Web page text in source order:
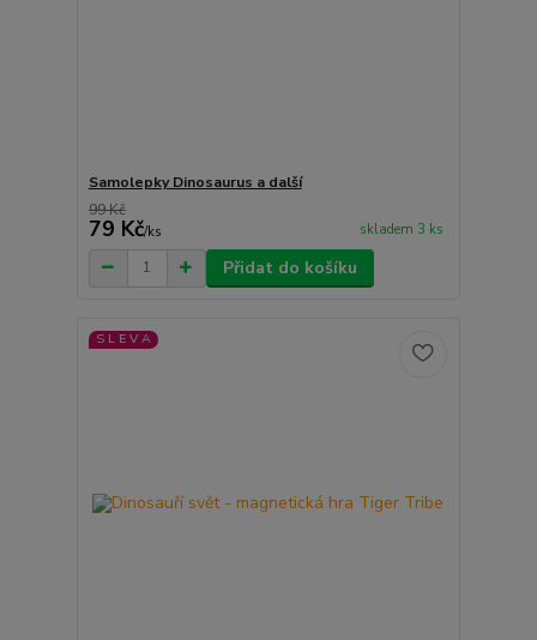
Samolepky Dinosaurus a další
99 Kč
79 Kč/ks skladem 3 ks
Přidat do košíku
S L E V A